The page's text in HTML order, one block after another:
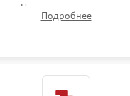
Проверка
на износ, а манжеты люка
Подробнее